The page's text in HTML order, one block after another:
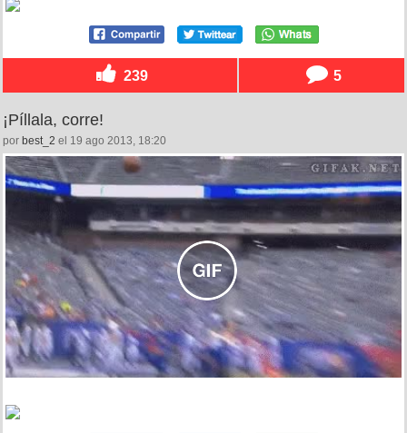
239 5
¡Píllala, corre!
por best_2 el 19 ago 2013, 18:20